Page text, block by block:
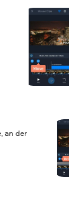
an der